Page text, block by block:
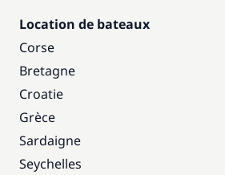
Location de bateaux
Corse
Bretagne
Croatie
Grèce
Sardaigne
Seychelles